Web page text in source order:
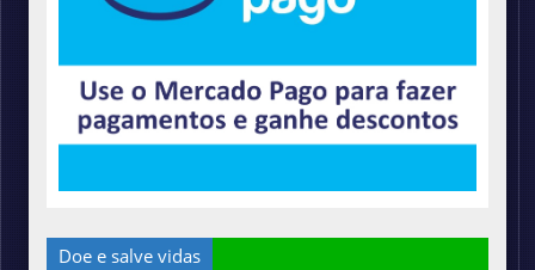
Doe e salve vidas